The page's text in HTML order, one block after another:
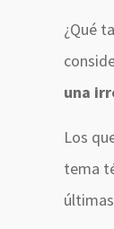
¿Qué
una
Los
tema